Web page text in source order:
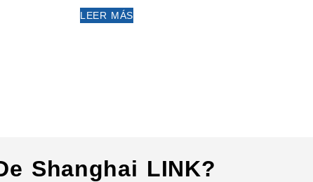
LEER MÁS
Shanghai LINK?